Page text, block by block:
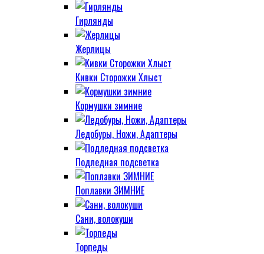
Гирлянды
Жерлицы
Кивки Сторожки Хлыст
Кормушки зимние
Ледобуры, Ножи, Адаптеры
Подледная подсветка
Поплавки ЗИМНИЕ
Сани, волокуши
Торпеды